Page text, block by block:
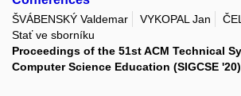
ŠVÁBENSKÝ Valdemar VYKOPAL Jan
Stať ve sborníku
Proceedings of the 51st ACM Technical
Computer Science Education (SIGCSE '20)